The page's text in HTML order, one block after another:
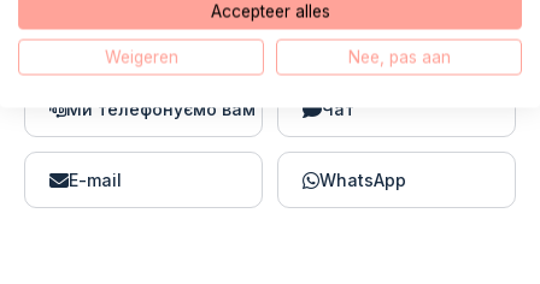
Телефонуйте 085 - 1304 575
Ми телефонуємо вам Чат
E-mail WhatsApp
Accepteer alles
Weigeren Nee, pas aan